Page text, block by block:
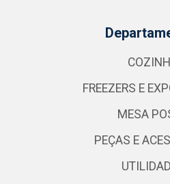
FREEZERS E
MESA
PEÇAS E